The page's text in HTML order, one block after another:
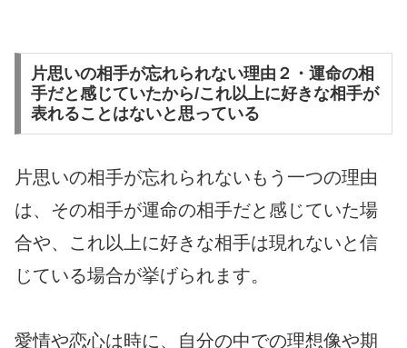
片思いの相手が忘れられない理由２・運命の相
手だと感じていたから/これ以上に好きな相手が
表れることはないと思っている
片思いの相手が忘れられないもう一つの理由
は、その相手が運命の相手だと感じていた場
合や、これ以上に好きな相手は現れないと信
じている場合が挙げられます。
愛情や恋心は時に、自分の中での理想像や期